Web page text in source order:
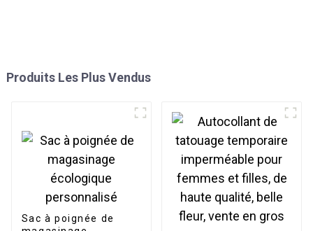
Produits Les Plus Vendus
Sac à poignée de